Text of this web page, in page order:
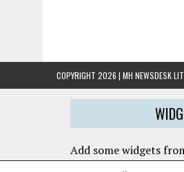
COPYRIGHT 2026 | MH NEWSDESK
Add some widgets